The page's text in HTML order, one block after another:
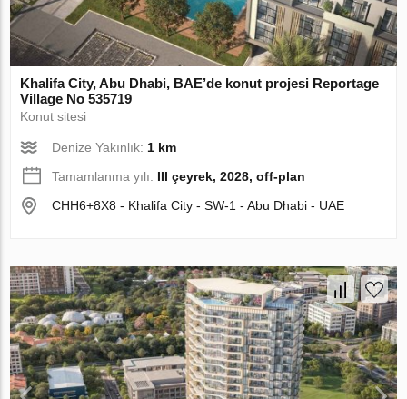
Khalifa City, Abu Dhabi, BAE’de konut projesi Reportage
Village No 535719
Konut sitesi
Denize Yakınlık: 1 km
Tamamlanma yılı: III çeyrek, 2028, off-plan
CHH6+8X8 - Khalifa City - SW-1 - Abu Dhabi - UAE